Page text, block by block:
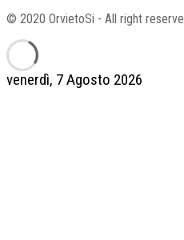
venerdì, 7 Agosto 2026
© 2020 OrvietoSi - All right